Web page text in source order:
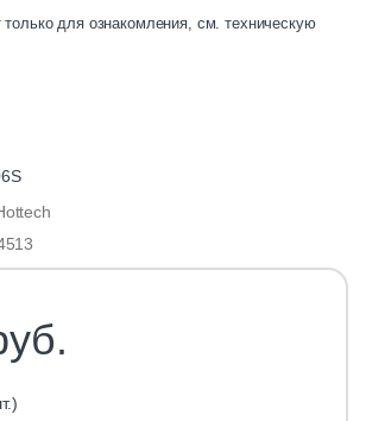
для ознакомления, см. техническую